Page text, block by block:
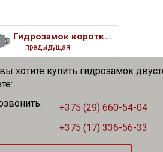
Гидрозамок короткий двусторонн
предыдущая
хотите купить гидрозамок
+375 (29) 660-54-04
+375 (17) 336-56-33